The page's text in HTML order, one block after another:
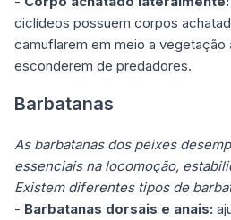
ciclídeos possuem corpos
camuflarem em meio a vegetação
esconderem de predadores.
Barbatanas
As barbatanas dos peixes
essenciais na locomoção,
Existem diferentes tipos de
- Barbatanas dorsais e anais: